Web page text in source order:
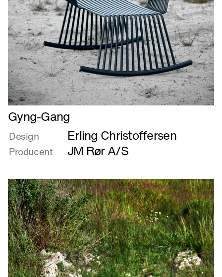
Læs
mere
om
Gyng-
Gang
Gyng-Gang
Design Erling Christoffersen
Producent JM Rør A/S